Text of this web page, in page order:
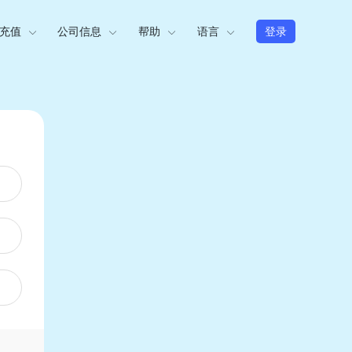
值 公司信息 帮助 语言 登录